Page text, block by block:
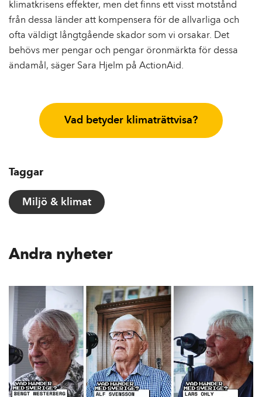
klimatkrisens effekter, men det finns ett visst motstånd
från dessa länder att kompensera för de allvarliga och
ofta väldigt långtgående skador som vi orsakar. Det
behövs mer pengar och pengar öronmärkta för dessa
ändamål, säger Sara Hjelm på ActionAid.
Vad betyder klimaträttvisa?
Taggar
Miljö & klimat
Andra nyheter